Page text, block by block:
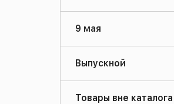
9 мая
Выпускной
Товары вне каталога